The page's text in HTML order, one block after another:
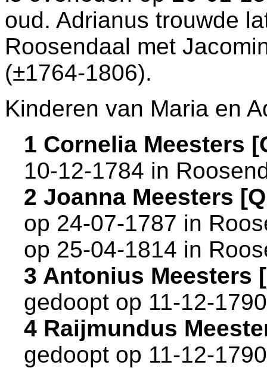
oud. Adrianus trouwde
Roosendaal met
(±1764-1806).
Kinderen van Maria en
1 Cornelia Meesters
10-12-1784 in
2 Joanna Meesters
op 24-07-1787 in
op 25-04-1814 in
3 Antonius Meesters
gedoopt op 11-12-
4 Raijmundus
gedoopt op 11-12-